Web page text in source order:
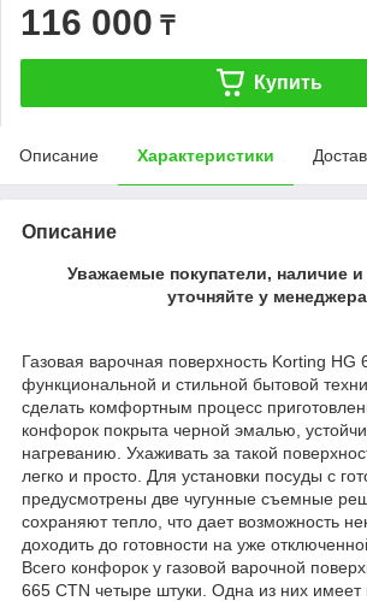
116 000 ₸
Купить
Описание Характеристики
Описание
Уважаемые покупатели, наличие и
уточняйте у
Газовая варочная поверхность Korting HG
функциональной и стильной бытовой
сделать комфортным процесс
конфорок покрыта черной эмалью,
нагреванию. Ухаживать за такой
легко и просто. Для установки посуды с
предусмотрены две чугунные съемные
сохраняют тепло, что дает возможность
доходить до готовности на уже
Всего конфорок у газовой варочной
665 CTN четыре штуки. Одна из них имеет